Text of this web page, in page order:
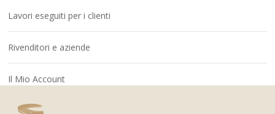
Lavori eseguiti per i clienti
Rivenditori e aziende
Il Mio Account